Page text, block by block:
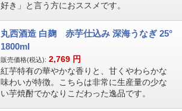
好き」と言う方におススメです。
丸西酒造 白麹 赤芋仕込み 深海うなぎ 25°
1800ml
販売価格(税込): 2,769 円
紅芋特有の華やかな香りと、甘くやわらかな
味わいが特徴。こちらは非常に生産量の少な
い芋焼酎でかなりこだわった逸品です。